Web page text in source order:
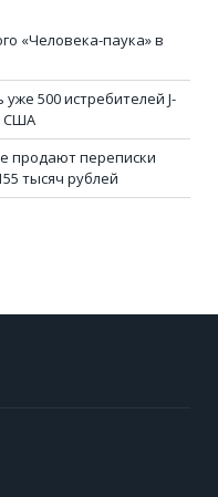
«Человека-паука» в
500 истребителей J-
США
продают переписки
тысяч рублей